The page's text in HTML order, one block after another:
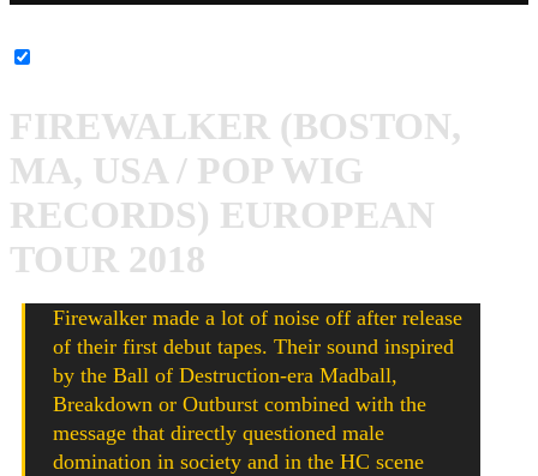
FIREWALKER (BOSTON,
MA, USA / POP WIG
RECORDS) EUROPEAN
TOUR 2018
Firewalker made a lot of noise off after release
of their first debut tapes. Their sound inspired
by the Ball of Destruction-era Madball,
Breakdown or Outburst combined with the
message that directly questioned male
domination in society and in the HC scene